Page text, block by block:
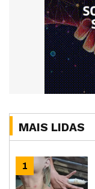
MAIS LIDAS